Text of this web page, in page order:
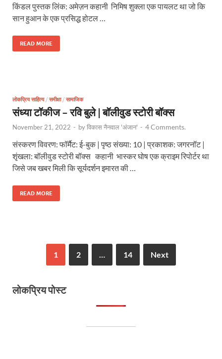
किंडल पुस्तक लिंक: अमेज़न कहानी निमिष शुक्ला एक पायलट था जो कि
सान हुआन के एक प्रसिद्ध होटल …
READ MORE
लोकप्रिय साहित्य/ समीक्षा/ सामाजिक
संध्या टॉकीज – रवि बुले | बॉलीवुड स्टोरी बॉक्स
November 21, 2022 - byविकास नैनवाल 'अंजान' - 4 Comments.
संस्करण विवरण: फॉर्मैट: ई-बुक | पृष्ठ संख्या: 10 | प्रकाशक: जगरनॉट |
शृंखला: बॉलीवुड स्टोरी बॉक्स कहानी भास्कर घोष एक क्राइम रिपोर्टर था
जिसे जब खबर मिली कि सूर्यदर्शन इमारत की …
READ MORE
1 2 … 14 Next
लोकप्रिय पोस्ट